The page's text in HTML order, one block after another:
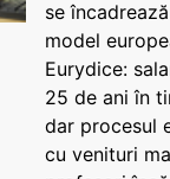
se
model
Eurydice:
25 de ani în
dar procesul
cu venituri